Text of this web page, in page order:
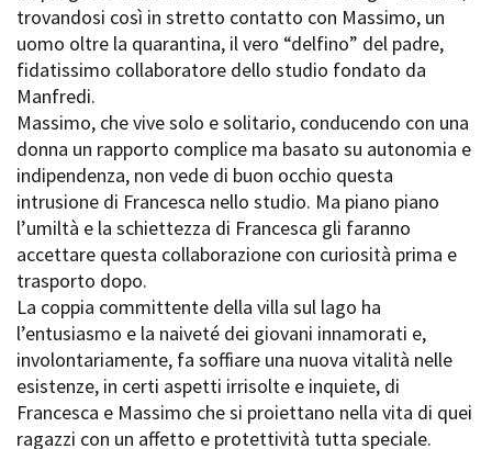
FILM DATABASE
BOOK DATABASE
NEWS
CASTING
Stage - Tirocini - Scuola e
Lavoro
Elenco Operatori Economici
per affidamento lavori in
Amministrazione trasparente
Bandi e gare
Contatti
Privacy
Cookie policy
Whistleblowing
trovandosi così in stretto contatto con Massimo, un
uomo oltre la quarantina, il vero “delfino” del padre,
fidatissimo collaboratore dello studio fondato da
Manfredi.
Massimo, che vive solo e solitario, conducendo con una
donna un rapporto complice ma basato su autonomia e
indipendenza, non vede di buon occhio questa
intrusione di Francesca nello studio. Ma piano piano
l’umiltà e la schiettezza di Francesca gli faranno
accettare questa collaborazione con curiosità prima e
trasporto dopo.
La coppia committente della villa sul lago ha
l’entusiasmo e la naiveté dei giovani innamorati e,
involontariamente, fa soffiare una nuova vitalità nelle
esistenze, in certi aspetti irrisolte e inquiete, di
Francesca e Massimo che si proiettano nella vita di quei
ragazzi con un affetto e protettività tutta speciale.